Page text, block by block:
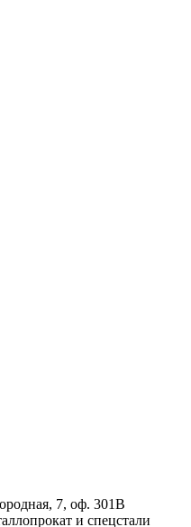
7, оф. 301B
и спецстали